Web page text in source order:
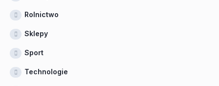
Rolnictwo
Sklepy
Sport
Technologie